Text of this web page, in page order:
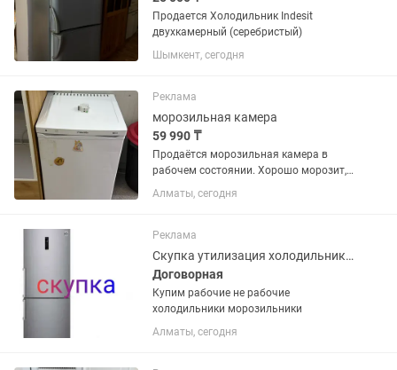
Продается Холодильник Indesit
двухкамерный (серебристый)
Шымкент, сегодня
Реклама
морозильная камера
59 990 ₸
Продаётся морозильная камера в
рабочем состоянии. Хорошо морозит,
стабильно держит температуру,
использовалась аккуратно. Подойдёт:
Алматы, сегодня
Реклама
Скупка утилизация холодильников
Договорная
Купим рабочие не рабочие
холодильники морозильники
Алматы, сегодня